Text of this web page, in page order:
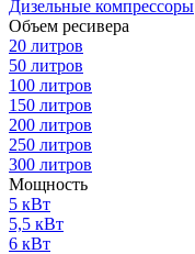
Дизельные компрессоры
Объем ресивера
20 литров
50 литров
100 литров
150 литров
200 литров
250 литров
300 литров
Мощность
5 кВт
5,5 кВт
6 кВт